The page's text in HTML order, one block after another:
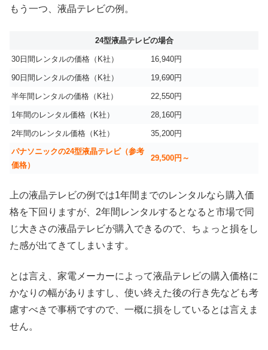
もう一つ、液晶テレビの例。
24型液晶テレビの場合
30日間レンタルの価格（K社） 16,940円
90日間レンタルの価格（K社） 19,690円
半年間レンタルの価格（K社） 22,550円
1年間のレンタル価格（K社） 28,160円
2年間のレンタル価格（K社）
35,200円
パナソニックの24型液晶テレビ（参考
価格）
29,500円～
上の液晶テレビの例では1年間までのレンタルなら購入価
格を下回りますが、2年間レンタルするとなると市場で同
じ大きさの液晶テレビが購入できるので、ちょっと損をし
た感が出てきてしまいます。
とは言え、家電メーカーによって液晶テレビの購入価格に
かなりの幅がありますし、使い終えた後の行き先なども考
慮すべきで事柄ですので、一概に損をしているとは言えま
せん。